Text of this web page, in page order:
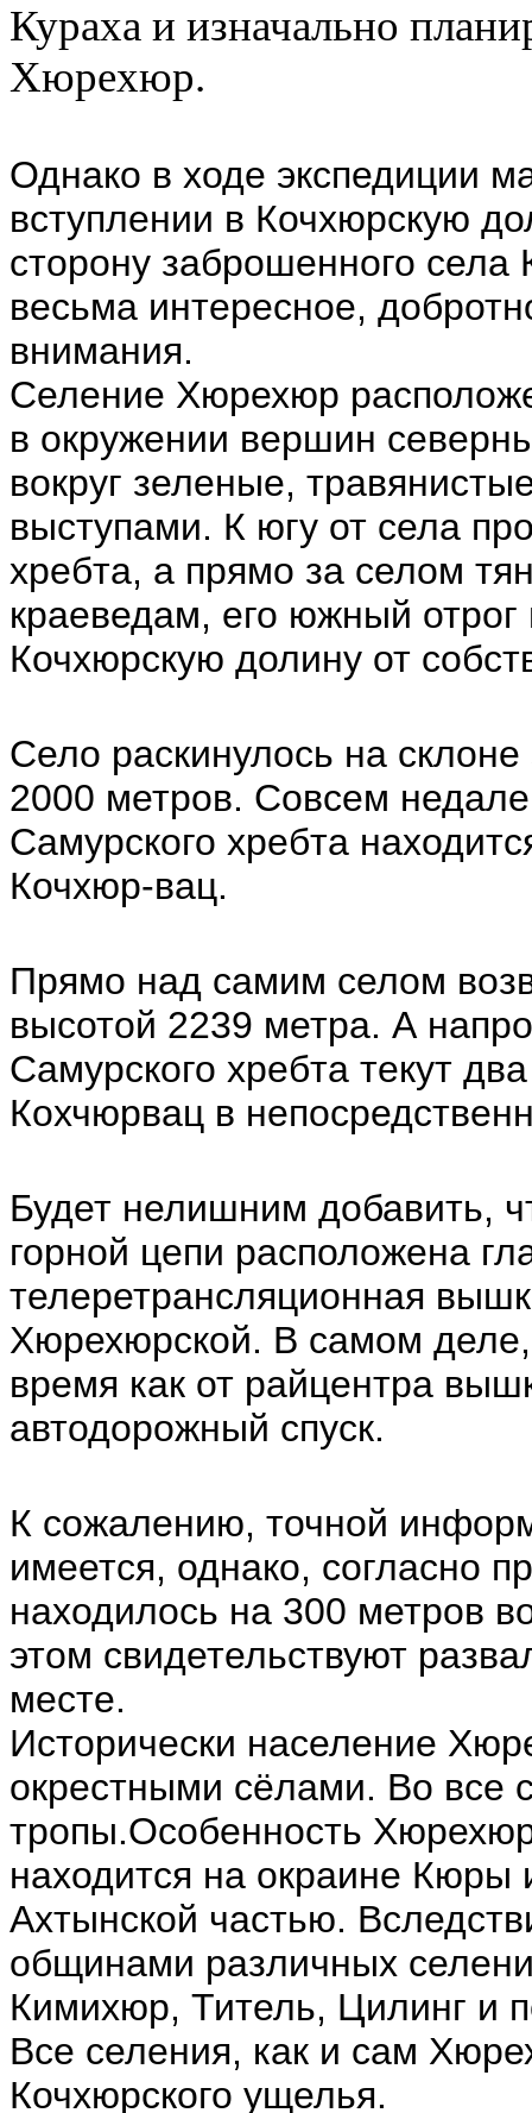
Кураха и изначально
Хюрехюр.
Однако в ходе экспедиции
вступлении в Кочхюрскую
сторону заброшенного
весьма интересное,
внимания.
Селение Хюрехюр
в окружении вершин
вокруг зеленые,
выступами. К югу от села
хребта, а прямо за селом
краеведам, его южный
Кочхюрскую долину от
Село раскинулось на склоне
2000 метров. Совсем
Самурского хребта
Кочхюр-вац.
Прямо над самим селом
высотой 2239 метра. А
Самурского хребта текут
Кохчюрвац в
Будет нелишним добавить,
горной цепи расположена
телеретрансляционная
Хюрехюрской. В самом деле,
время как от райцентра
автодорожный спуск.
К сожалению, точной
имеется, однако, согласно
находилось на 300 метров
этом свидетельствуют
месте.
Исторически население
окрестными сёлами. Во все
тропы.Особенность
находится на окраине Кюры
Ахтынской частью.
общинами различных
Кимихюр, Титель, Цилинг и
Все селения, как и сам
Кочхюрского ущелья.